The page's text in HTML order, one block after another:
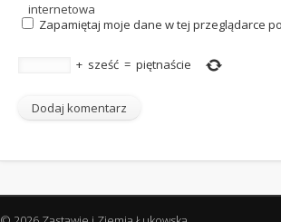
internetowa
Zapamiętaj moje dane w tej przeglądarce
+ sześć = piętnaście